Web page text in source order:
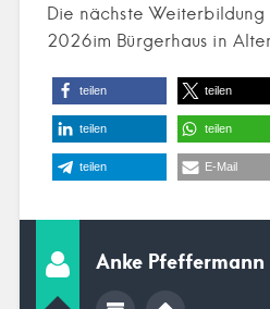
Die nächste
2026im Bürgerhaus in
teilen teilen
teilen teilen
teilen E-Mail
Anke Pfeffermann